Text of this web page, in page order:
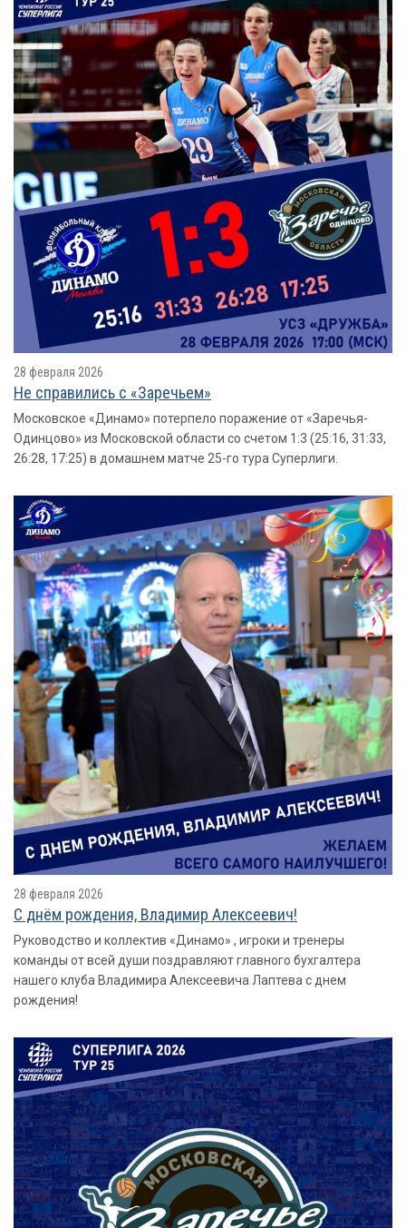
28 февраля 2026
Не справились с «Заречьем»
Московское «Динамо» потерпело поражение от «Заречья-
Одинцово» из Московской области со счетом 1:3 (25:16, 31:33,
26:28, 17:25) в домашнем матче 25-го тура Суперлиги.
28 февраля 2026
С днём рождения, Владимир Алексеевич!
Руководство и коллектив «Динамо» , игроки и тренеры
команды от всей души поздравляют главного бухгалтера
нашего клуба Владимира Алексеевича Лаптева с днем
рождения!